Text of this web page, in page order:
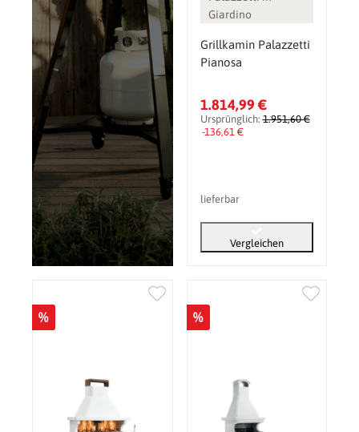
Giardino
Grillkamin Palazzetti
Pianosa
1.814,99 €
Ursprünglich:1.951,60 €
-136,61 €
lieferbar
Vergleichen
% %